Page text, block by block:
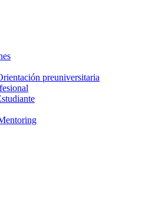
preuniversitaria